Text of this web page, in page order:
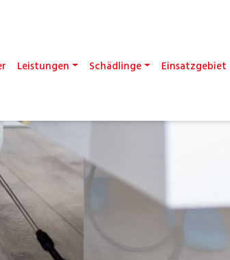
Leistungen Schädlinge Einsatzgebiet